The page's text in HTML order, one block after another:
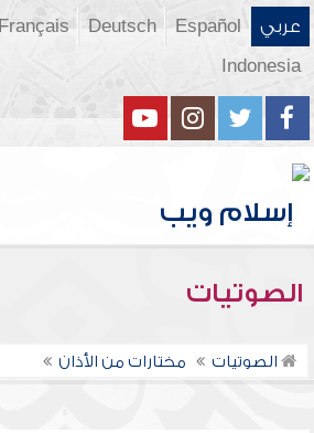
عربي Español
Deutsch
Français
Indonesia
الصوتيات
الصوتيات مختارات من الأذان